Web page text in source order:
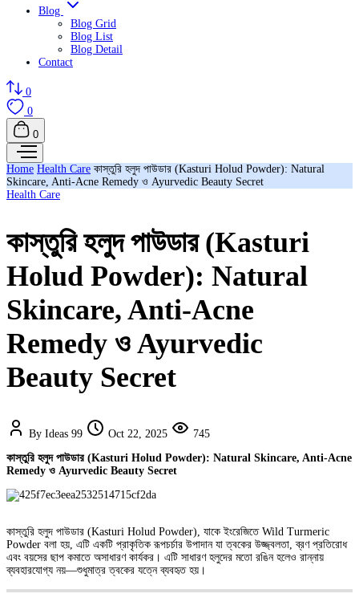
Blog
Blog Grid
Blog List
Blog Detail
Contact
0
0
0
Home Health Care কাস্তুরি হলুদ পাউডার (Kasturi Holud Powder): Natural
Skincare, Anti-Acne Remedy ও Ayurvedic Beauty Secret
Health Care
কাস্তুরি হলুদ পাউডার (Kasturi
Holud Powder): Natural
Skincare, Anti-Acne
Remedy ও Ayurvedic
Beauty Secret
By Ideas 99 Oct 22, 2025
745
কাস্তুরি হলুদ পাউডার (Kasturi Holud Powder): Natural Skincare, Anti-Acne
Remedy ও Ayurvedic Beauty Secret
কাস্তুরি হলুদ পাউডার (Kasturi Holud Powder), যাকে ইংরেজিতে Wild Turmeric
Powder বলা হয়, এটি একটি প্রাকৃতিক রূপচর্চার উপাদান যা ত্বকের উজ্জ্বলতা, ব্রণ প্রতিরোধ
এবং বয়সের ছাপ কমাতে অসাধারণ কার্যকর। এটি সাধারণ হলুদের মতো রঙিন হলেও রান্নায়
ব্যবহারযোগ্য নয়—শুধুমাত্র ত্বকের যত্নে ব্যবহৃত হয়।